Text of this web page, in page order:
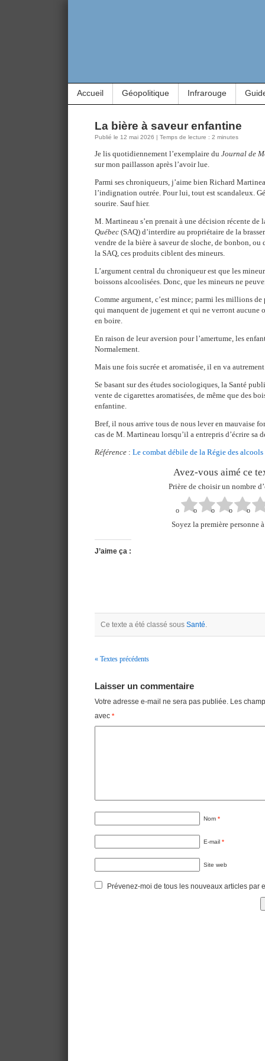
Accueil Géopolitique Infrarouge
La bière à saveur enfantine
Publié le 12 mai 2026 | Temps de lecture : 2 minutes
Je lis quotidiennement l’exemplaire du Journal de
sur mon paillasson après l’avoir lue.
Parmi ses chroniqueurs, j’aime bien Richard
l’indignation outrée. Pour lui, tout est scandaleux.
sourire. Sauf hier.
M. Martineau s’en prenait à une décision récente de
Québec (SAQ) d’interdire au propriétaire de la
vendre de la bière à saveur de sloche, de bonbon, ou
la SAQ, ces produits ciblent des mineurs.
L’argument central du chroniqueur est que les
boissons alcoolisées. Donc, que les mineurs ne
Comme argument, c’est mince; parmi les millions
qui manquent de jugement et qui ne verront aucune
en boire.
En raison de leur aversion pour l’amertume, les
Normalement.
Mais une fois sucrée et aromatisée, il en va
Se basant sur des études sociologiques, la Santé
vente de cigarettes aromatisées, de même que des
enfantine.
Bref, il nous arrive tous de nous lever en mauvaise
cas de M. Martineau lorsqu’il a entrepris d’écrire sa
Référence : Le combat débile de la Régie des alcools
Avez-vous aimé ce
Prière de choisir un nombre
Soyez la première personne
J’aime ça :
Ce texte a été classé sous Santé.
« Textes précédents
Laisser un commentaire
Votre adresse e-mail ne sera pas publiée. Les
avec *
Nom *
E-mail *
Site web
Prévenez-moi de tous les nouveaux articles par